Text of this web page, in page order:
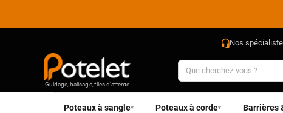
Nos
Guidage, balisage, files d'attente
Poteaux à sangle▾ Poteaux à corde▾ Barrières